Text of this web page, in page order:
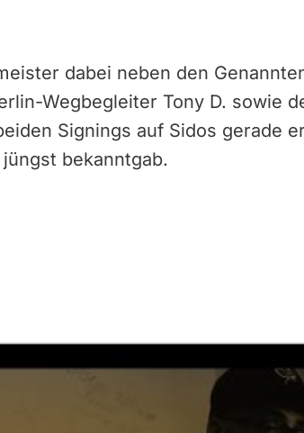
dabei neben den
Wegbegleiter Tony D. sowie
Signings auf Sidos gerade
bekanntgab.